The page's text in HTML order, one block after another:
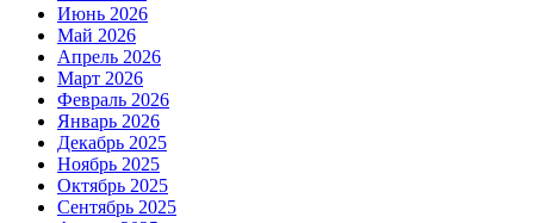
Июнь 2026
Май 2026
Апрель 2026
Март 2026
Февраль 2026
Январь 2026
Декабрь 2025
Ноябрь 2025
Октябрь 2025
Сентябрь 2025